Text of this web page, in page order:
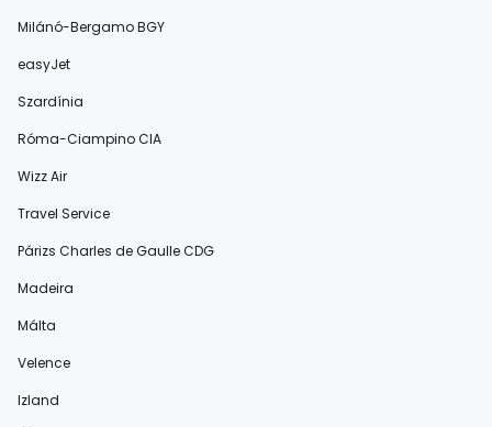
Milánó-Bergamo BGY
easyJet
Szardínia
Róma-Ciampino CIA
Wizz Air
Travel Service
Párizs Charles de Gaulle CDG
Madeira
Málta
Velence
Izland